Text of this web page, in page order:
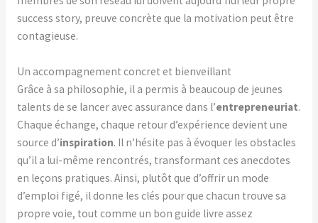
success story, preuve concrète que la motivation peut être
contagieuse.
Un accompagnement concret et bienveillant
Grâce à sa philosophie, il a permis à beaucoup de jeunes
talents de se lancer avec assurance dans l’entrepreneuriat.
Chaque échange, chaque retour d’expérience devient une
source d’inspiration. Il n’hésite pas à évoquer les obstacles
qu’il a lui-même rencontrés, transformant ces anecdotes
en leçons pratiques. Ainsi, plutôt que d’offrir un mode
d’emploi figé, il donne les clés pour que chacun trouve sa
propre voie, tout comme un bon guide livre assez